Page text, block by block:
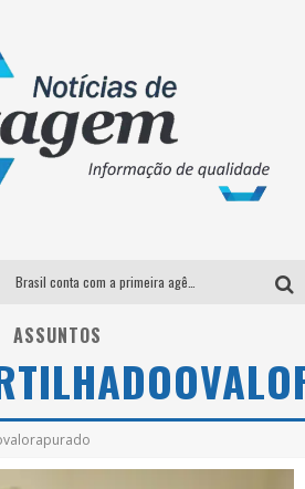
Votação para o concurso Rainha do Pedro Leopoldo Rodeio Show 2026 é liberada no G1
Suzy Brasil desembarca em Belo Horizonte nesta quinta-feira com o espetáculo “Uma Noite Horripilante”
ASSUNTOS